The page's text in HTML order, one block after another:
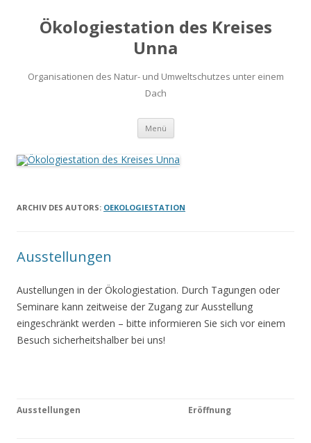
Ökologiestation des Kreises
Unna
Organisationen des Natur- und Umweltschutzes unter einem
Dach
Menü Zum
springen
ARCHIV DES AUTORS: OEKOLOGIESTATION
Ausstellungen
Austellungen in der Ökologiestation. Durch Tagungen oder
Seminare kann zeitweise der Zugang zur Ausstellung
eingeschränkt werden – bitte informieren Sie sich vor einem
Besuch sicherheitshalber bei uns!
Ausstellungen Eröffnung